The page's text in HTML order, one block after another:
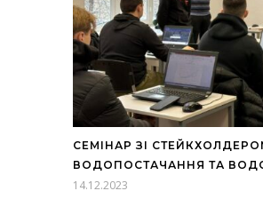
СЕМІНАР ЗІ
ВОДОПОСТАЧАННЯ ТА
14.12.2023